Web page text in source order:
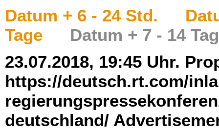
Datum + 6 - 24 Std.
Tage
Datum + 7 - 14
23.07.2018, 19:45 Uhr.
https://deutsch.rt.com/
deutschland/